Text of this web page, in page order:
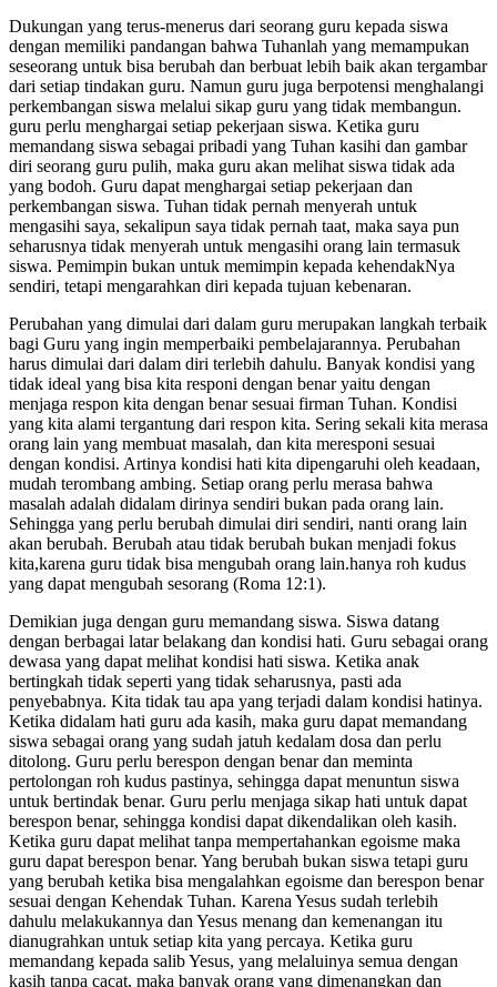
Dukungan yang terus-menerus dari seorang guru kepada siswa
dengan memiliki pandangan bahwa Tuhanlah yang memampukan
seseorang untuk bisa berubah dan berbuat lebih baik akan tergambar
dari setiap tindakan guru. Namun guru juga berpotensi menghalangi
perkembangan siswa melalui sikap guru yang tidak membangun.
guru perlu menghargai setiap pekerjaan siswa. Ketika guru
memandang siswa sebagai pribadi yang Tuhan kasihi dan gambar
diri seorang guru pulih, maka guru akan melihat siswa tidak ada
yang bodoh. Guru dapat menghargai setiap pekerjaan dan
perkembangan siswa. Tuhan tidak pernah menyerah untuk
mengasihi saya, sekalipun saya tidak pernah taat, maka saya pun
seharusnya tidak menyerah untuk mengasihi orang lain termasuk
siswa. Pemimpin bukan untuk memimpin kepada kehendakNya
sendiri, tetapi mengarahkan diri kepada tujuan kebenaran.
Perubahan yang dimulai dari dalam guru merupakan langkah terbaik
bagi Guru yang ingin memperbaiki pembelajarannya. Perubahan
harus dimulai dari dalam diri terlebih dahulu. Banyak kondisi yang
tidak ideal yang bisa kita responi dengan benar yaitu dengan
menjaga respon kita dengan benar sesuai firman Tuhan. Kondisi
yang kita alami tergantung dari respon kita. Sering sekali kita merasa
orang lain yang membuat masalah, dan kita meresponi sesuai
dengan kondisi. Artinya kondisi hati kita dipengaruhi oleh keadaan,
mudah terombang ambing. Setiap orang perlu merasa bahwa
masalah adalah didalam dirinya sendiri bukan pada orang lain.
Sehingga yang perlu berubah dimulai diri sendiri, nanti orang lain
akan berubah. Berubah atau tidak berubah bukan menjadi fokus
kita,karena guru tidak bisa mengubah orang lain.hanya roh kudus
yang dapat mengubah sesorang (Roma 12:1).
Demikian juga dengan guru memandang siswa. Siswa datang
dengan berbagai latar belakang dan kondisi hati. Guru sebagai orang
dewasa yang dapat melihat kondisi hati siswa. Ketika anak
bertingkah tidak seperti yang tidak seharusnya, pasti ada
penyebabnya. Kita tidak tau apa yang terjadi dalam kondisi hatinya.
Ketika didalam hati guru ada kasih, maka guru dapat memandang
siswa sebagai orang yang sudah jatuh kedalam dosa dan perlu
ditolong. Guru perlu berespon dengan benar dan meminta
pertolongan roh kudus pastinya, sehingga dapat menuntun siswa
untuk bertindak benar. Guru perlu menjaga sikap hati untuk dapat
berespon benar, sehingga kondisi dapat dikendalikan oleh kasih.
Ketika guru dapat melihat tanpa mempertahankan egoisme maka
guru dapat berespon benar. Yang berubah bukan siswa tetapi guru
yang berubah ketika bisa mengalahkan egoisme dan berespon benar
sesuai dengan Kehendak Tuhan. Karena Yesus sudah terlebih
dahulu melakukannya dan Yesus menang dan kemenangan itu
dianugrahkan untuk setiap kita yang percaya. Ketika guru
memandang kepada salib Yesus, yang melaluinya semua dengan
kasih tanpa cacat, maka banyak orang yang dimenangkan dan